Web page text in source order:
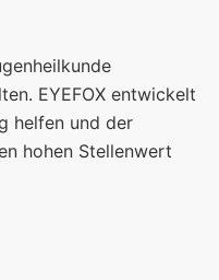
EYEFOX entwickelt
helfen und der
hohen Stellenwert